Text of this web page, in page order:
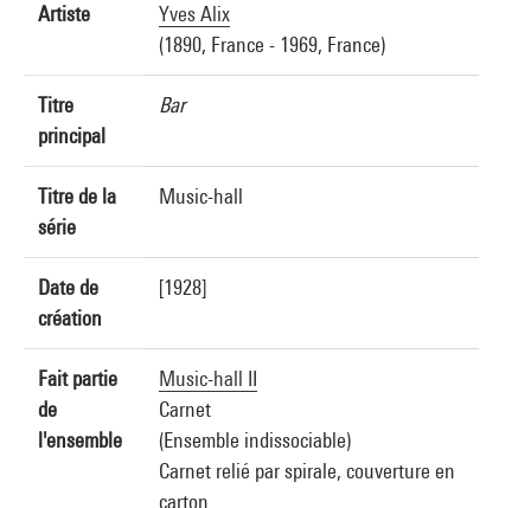
Artiste
Yves Alix
(1890, France - 1969, France)
Titre
principal
Bar
Titre de la
série
Music-hall
Date de
création
[1928]
Fait partie
de
l'ensemble
Music-hall II
Carnet
(Ensemble indissociable)
Carnet relié par spirale, couverture en
carton.